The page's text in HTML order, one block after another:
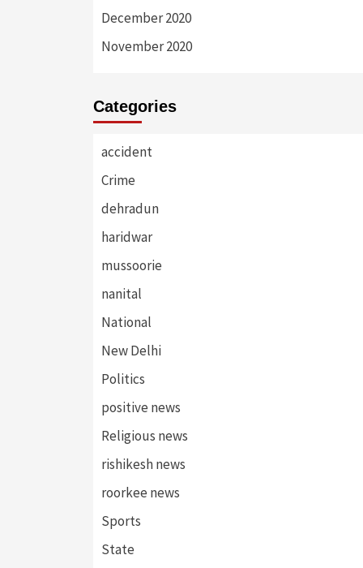
December 2020
November 2020
Categories
accident
Crime
dehradun
haridwar
mussoorie
nanital
National
New Delhi
Politics
positive news
Religious news
rishikesh news
roorkee news
Sports
State